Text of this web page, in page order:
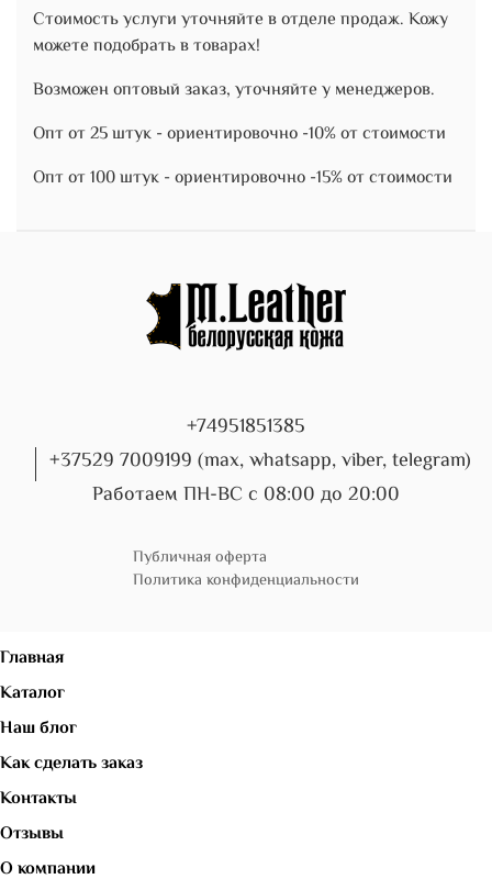
Стоимость услуги уточняйте в отделе продаж. Кожу
можете подобрать в товарах!
Возможен оптовый заказ, уточняйте у менеджеров.
Опт от 25 штук - ориентировочно -10% от стоимости
Опт от 100 штук - ориентировочно -15% от стоимости
+74951851385
+37529 7009199 (max, whatsapp, viber, telegram)
Работаем ПН-ВС с 08:00 до 20:00
Публичная оферта
Политика конфиденциальности
Главная
Каталог
Наш блог
Как сделать заказ
Контакты
Отзывы
О компании